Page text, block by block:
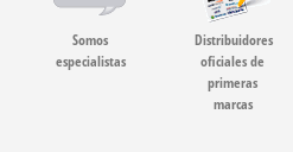
Somos
especialistas
Distribuidores
oficiales de
primeras
marcas